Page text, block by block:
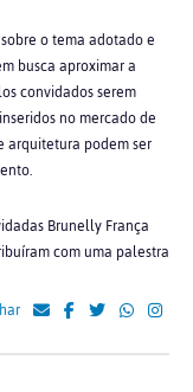
o tema adotado e
busca aproximar a
convidados serem
no mercado de
arquitetura podem ser
Brunelly França
com uma palestra